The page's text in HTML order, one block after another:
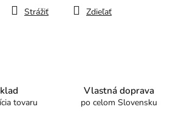
Strážiť Zdieľať
tovaru
Vlastná doprava
po celom Slovensku